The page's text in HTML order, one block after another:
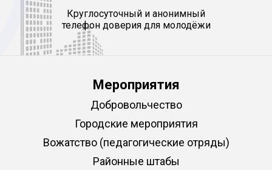
Круглосуточный и анонимный
телефон доверия для молодёжи
Мероприятия
Добровольчество
Городские мероприятия
Вожатство (педагогические отряды)
Районные штабы